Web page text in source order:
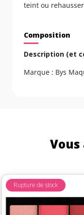
teint ou
Composition
Description (et
Marque : Bys
Rupture de stock